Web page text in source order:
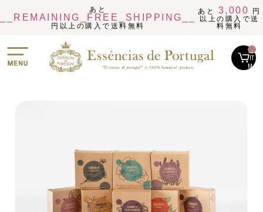
あと
__REMAINING_FREE_SHIPPING__
円以上の購入で送料無料
あと 3,000
円
以上の購入で送
料無料
__
IT
M_